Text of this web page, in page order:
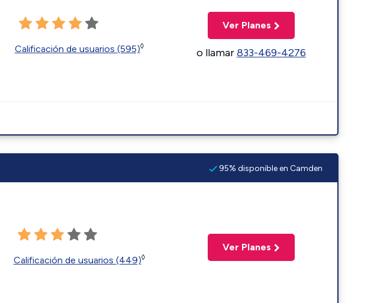
Calificación de usuarios (595)◊
Ver Planes
o llamar833-469-4276
95% disponible en Camden
Calificación de usuarios (449)◊
Ver Planes